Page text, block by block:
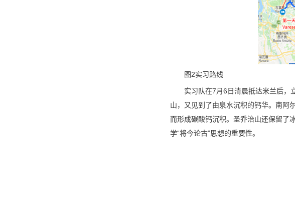
图2实习路线
实习队在7月6日清晨抵达米兰后
山，又见到了由泉水沉积的钙华。南阿
而形成碳酸钙沉积。圣乔治山还保留
学“将今论古”思想的重要性。